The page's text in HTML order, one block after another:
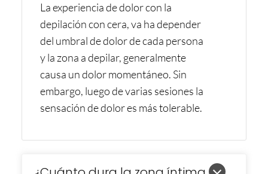
La experiencia de dolor con la
depilación con cera, va ha depender
del umbral de dolor de cada persona
y la zona a depilar, generalmente
causa un dolor momentáneo. Sin
embargo, luego de varias sesiones la
sensación de dolor es más tolerable.